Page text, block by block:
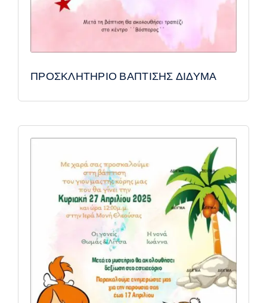
ΠΡΟΣΚΛΗΤΗΡΙΟ ΒΑΠΤΙΣΗΣ ΔΙΔΥΜΑ